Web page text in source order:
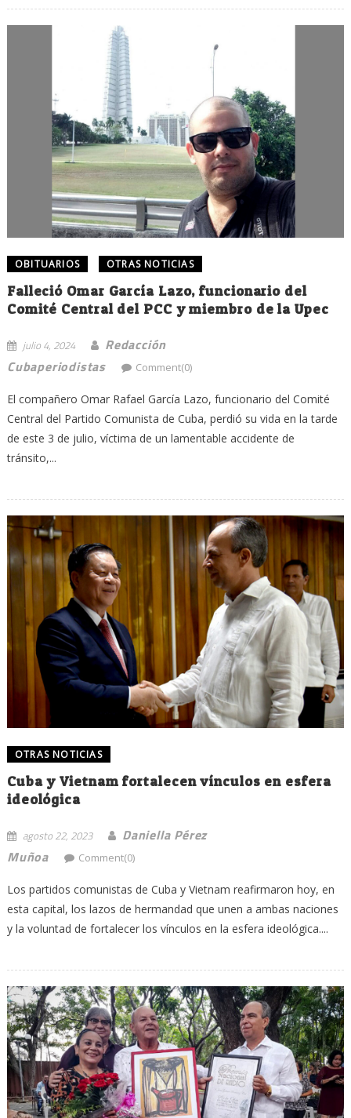
OBITUARIOS OTRAS NOTICIAS
Falleció Omar García Lazo, funcionario del
Comité Central del PCC y miembro de la Upec
julio 4, 2024
Redacción
Cubaperiodistas
Comment(0)
El compañero Omar Rafael García Lazo, funcionario del Comité
Central del Partido Comunista de Cuba, perdió su vida en la tarde
de este 3 de julio, víctima de un lamentable accidente de
tránsito,...
OTRAS NOTICIAS
Cuba y Vietnam fortalecen vínculos en esfera
ideológica
agosto 22, 2023
Daniella Pérez
Muñoa
Comment(0)
Los partidos comunistas de Cuba y Vietnam reafirmaron hoy, en
esta capital, los lazos de hermandad que unen a ambas naciones
y la voluntad de fortalecer los vínculos en la esfera ideológica....